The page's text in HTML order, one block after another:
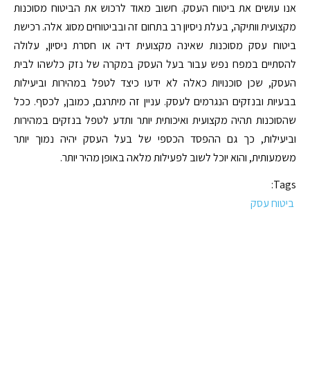
אנו עושים את ביטוח העסק. חשוב מאוד לרכוש את הביטוח מסוכנות
מקצועית וותיקה, בעלת ניסיון רב בתחום זה ובביטוחים מסוג אלה. רכישת
ביטוח עסק מסוכנות שאינה מקצועית דיה או חסרת ניסיון, עלולה
להסתיים במפח נפש עבור בעל העסק במקרה של נזק כלשהו לבית
העסק, שכן סוכנויות כאלה לא ידעו כיצד לטפל במהירות וביעילות
בבעיות ובנזקים הנגרמים לעסק. עניין זה מיתרגם, כמובן, לכסף. ככל
שהסוכנות תהיה מקצועית ואיכותית יותר ותדע לטפל בנזקים במהירות
וביעילות, כך גם ההפסד הכספי של בעל העסק יהיה נמוך יותר
משמעותית, והוא יוכל לשוב לפעילות מלאה באופן מהיר יותר.
Tags:
ביטוח עסק